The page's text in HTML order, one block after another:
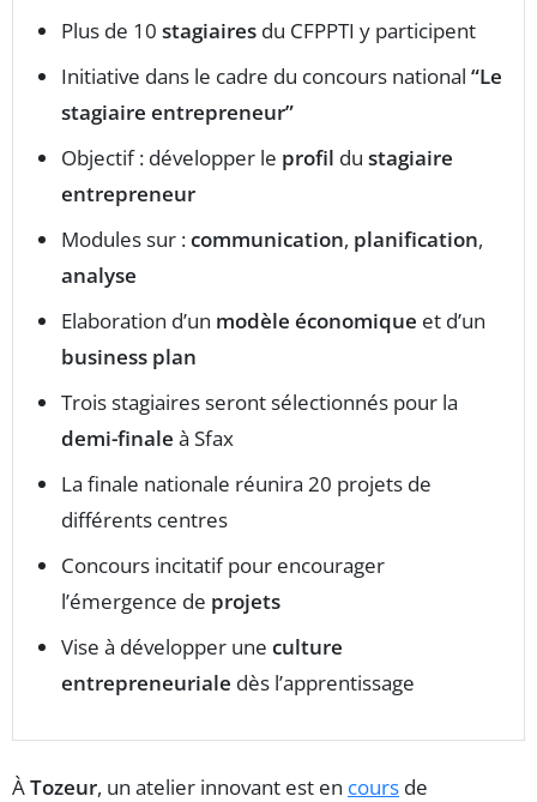
Plus de 10 stagiaires du CFPPTI y participent
Initiative dans le cadre du concours national “Le
stagiaire entrepreneur”
Objectif : développer le profil du stagiaire
entrepreneur
Modules sur :communication, planification,
analyse
Elaboration d’un modèle économique et d’un
business plan
Trois stagiaires seront sélectionnés pour la
demi-finale à Sfax
La finale nationale réunira 20 projets de
différents centres
Concours incitatif pour encourager
l’émergence de projets
Vise à développer une culture
entrepreneuriale dès l’apprentissage
ÀTozeur, un atelier innovant est en cours de